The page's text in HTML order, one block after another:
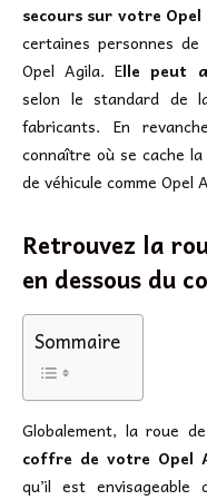
secours sur votre Opel
certaines personnes
Opel Agila. Elle peut
selon le standard de
fabricants. En
connaître où se cache
de véhicule comme Opel
Retrouvez la
en dessous du
Sommaire
Globalement, la roue
coffre de votre Opel
qu’il est